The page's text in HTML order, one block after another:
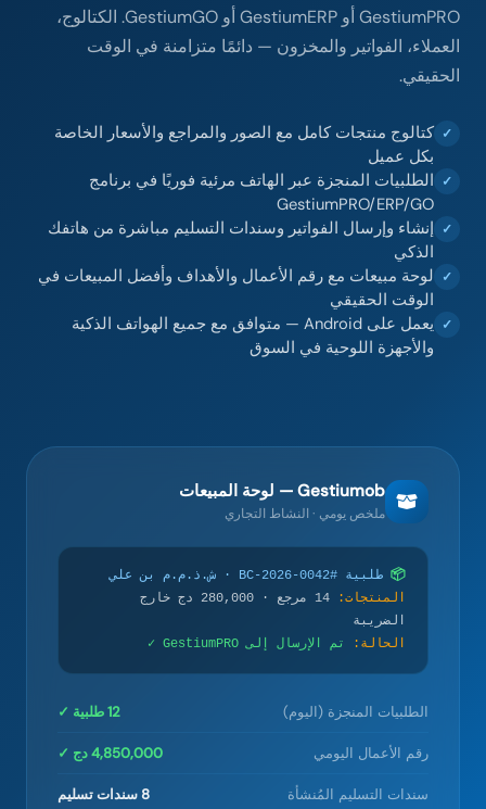
GestiumPRO أو GestiumERP أو GestiumGO. الكتالوج،
العملاء، الفواتير والمخزون — دائمًا متزامنة في الوقت
الحقيقي.
✓ كتالوج منتجات كامل مع الصور والمراجع والأسعار الخاصة
بكل عميل
✓
الطلبيات المنجزة عبر الهاتف مرئية فوريًا في برنامج
GestiumPRO/ERP/GO
✓
إنشاء وإرسال الفواتير وسندات التسليم مباشرة من هاتفك
الذكي
✓
لوحة مبيعات مع رقم الأعمال والأهداف وأفضل المبيعات في
الوقت الحقيقي
✓
يعمل على Android — متوافق مع جميع الهواتف الذكية
والأجهزة اللوحية في السوق
Gestiumob — لوحة المبيعات
ملخص يومي · النشاط التجاري
📦 طلبية #BC-2026-0042 · ش.ذ.م.م بن علي
المنتجات:
14 مرجع · 280,000 دج خارج
الضريبة
الحالة:
تم الإرسال إلى GestiumPRO ✓
الطلبيات المنجزة (اليوم) 12 طلبية ✓
رقم الأعمال اليومي 4,850,000 دج ✓
سندات التسليم المُنشأة 8 سندات تسليم